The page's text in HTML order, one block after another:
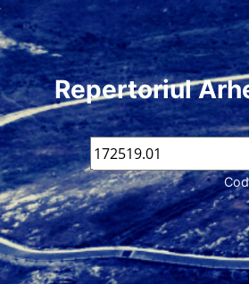
Repertoriul
Cod